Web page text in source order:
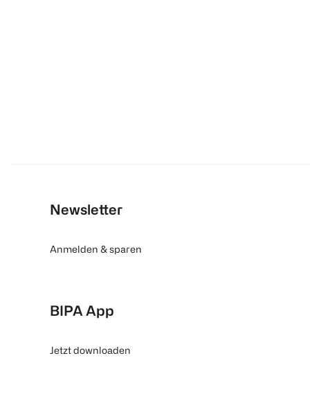
Newsletter
Anmelden & sparen
BIPA App
Jetzt downloaden